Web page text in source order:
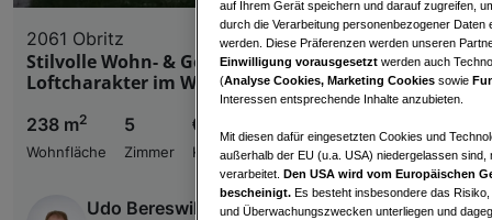
2061 Obritz
Stilvolle Wohn- & Gewerbeliegenschaft mit
Loftcharakter im Weinviertel
238 m2
Wohnfläche
5
Zimmer
€ 690.000,00
Kaufpreis
Udo Bereswill
auf Ihrem Gerät speichern und darauf zugreifen,
durch die Verarbeitung personenbezogener
werden. Diese Präferenzen werden unseren
Einwilligung vorausgesetzt werden auch
(Analyse Cookies, Marketing Cookies sowie
Interessen entsprechende Inhalte anzubieten.
Mit diesen dafür eingesetzten Cookies und
außerhalb der EU (u.a. USA) niedergelassen
verarbeitet. Den USA wird vom Europäischen
bescheinigt. Es besteht insbesondere das
und Überwachungszwecken unterliegen und